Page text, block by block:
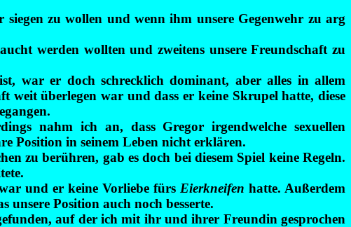
zu wollen und wenn ihm unsere Gegenwehr zu arg
werden wollten und zweitens unsere Freundschaft zu
war er doch schrecklich dominant, aber alles in allem
weit überlegen war und dass er keine Skrupel hatte, diese
nahm ich an, dass Gregor irgendwelche sexuellen
Position in seinem Leben nicht erklären.
zu berühren, gab es doch bei diesem Spiel keine Regeln.
und er keine Vorliebe fürs Eierkneifen hatte. Außerdem
Position auch noch besserte.
auf der ich mit ihr und ihrer Freundin gesprochen